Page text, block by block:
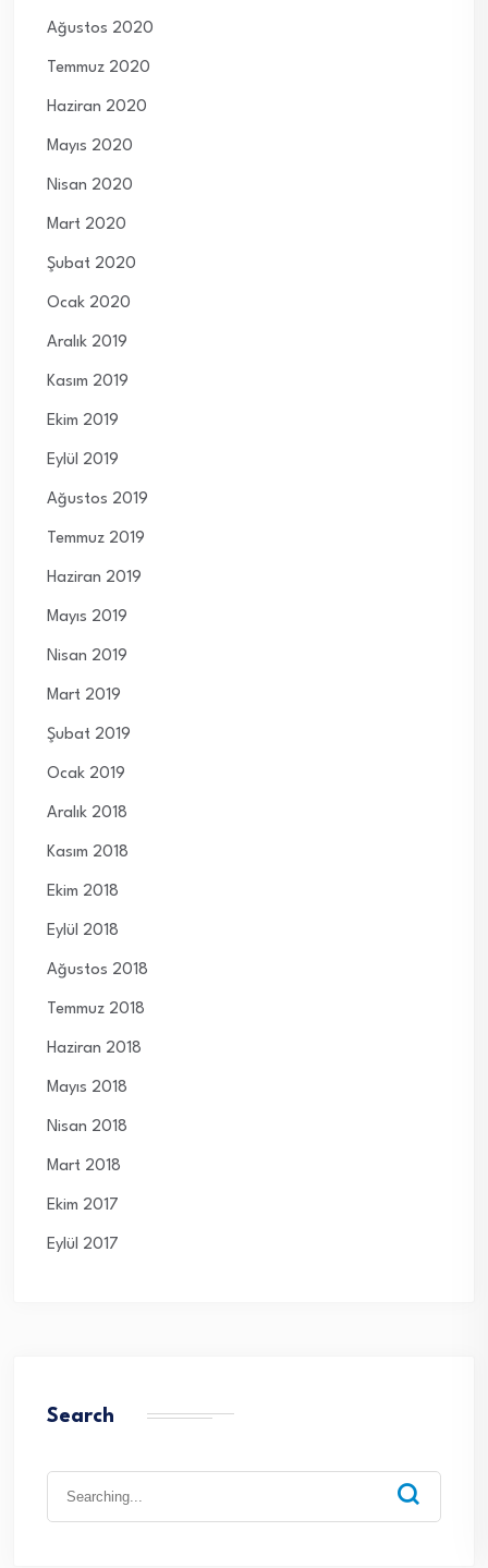
Ağustos 2020
Temmuz 2020
Haziran 2020
Mayıs 2020
Nisan 2020
Mart 2020
Şubat 2020
Ocak 2020
Aralık 2019
Kasım 2019
Ekim 2019
Eylül 2019
Ağustos 2019
Temmuz 2019
Haziran 2019
Mayıs 2019
Nisan 2019
Mart 2019
Şubat 2019
Ocak 2019
Aralık 2018
Kasım 2018
Ekim 2018
Eylül 2018
Ağustos 2018
Temmuz 2018
Haziran 2018
Mayıs 2018
Nisan 2018
Mart 2018
Ekim 2017
Eylül 2017
Search